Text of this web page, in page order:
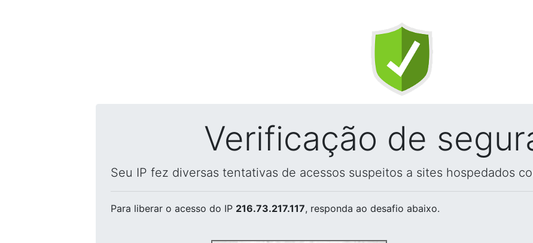
Verificação de
Seu IP fez diversas tentativas de acessos suspeitos a sites hospedados
Para liberar o acesso do IP 216.73.217.117, responda ao desafio abaixo.